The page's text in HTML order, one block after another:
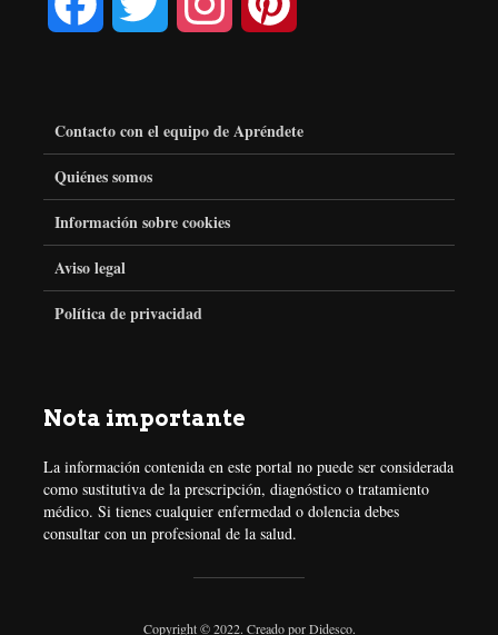
e
b
o
t
Contacto con el equipo de Apréndete
Quiénes somos
Información sobre cookies
Aviso legal
Política de privacidad
Nota importante
La información contenida en este portal no puede ser considerada
como sustitutiva de la prescripción, diagnóstico o tratamiento
médico. Si tienes cualquier enfermedad o dolencia debes
consultar con un profesional de la salud.
Copyright © 2022. Creado porDidesco.